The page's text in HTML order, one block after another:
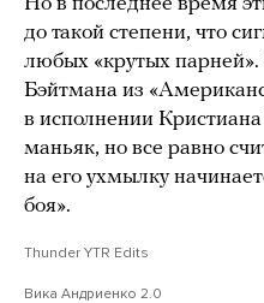
до такой степени, что
любых «крутых
Бэйтмана из
в исполнении
маньяк, но все равно
на его ухмылку
боя».
Thunder YTR Edits
Вика Андриенко 2.0